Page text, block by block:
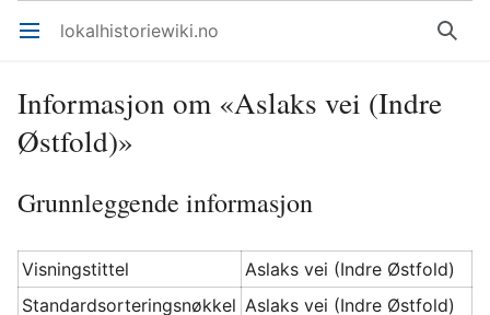
Åpne hovedmenyen lokalhistoriewiki.no Søk
Informasjon om «Aslaks vei (Indre
Østfold)»
Grunnleggende informasjon
Visningstittel
Aslaks vei (Indre Østfold)
Standardsorteringsnøkkel Aslaks vei (Indre Østfold)